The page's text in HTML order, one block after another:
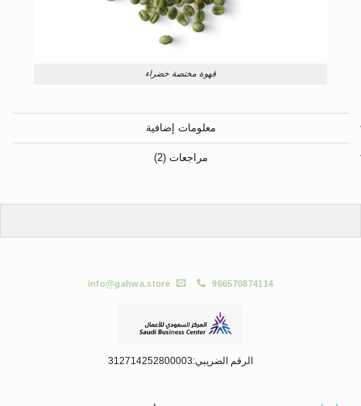
قهوة مختصة خضراء
معلومات إضافية
مراجعات (2)
966570874114
info@gahwa.store
الرقم الضريبي:312714252800003